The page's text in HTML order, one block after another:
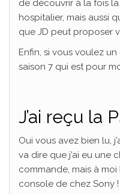
de découvrir à la fois
hospitalier, mais aussi
que JD peut proposer
Enfin, si vous voulez
saison 7 qui est pour
J’ai reçu la
Oui vous avez bien lu,
va dire que j’ai eu une
commande, mais à
console de chez Sony !